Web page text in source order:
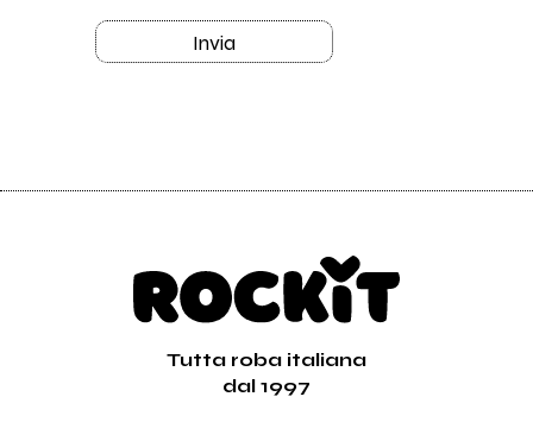
Invia
Tutta roba italiana
dal 1997